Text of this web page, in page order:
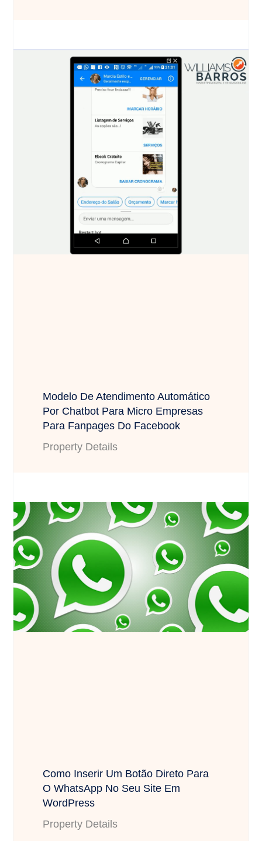
Modelo De Atendimento Automático
Por Chatbot Para Micro Empresas
Para Fanpages Do Facebook
Property Details
Como Inserir Um Botão Direto Para
O WhatsApp No Seu Site Em
WordPress
Property Details